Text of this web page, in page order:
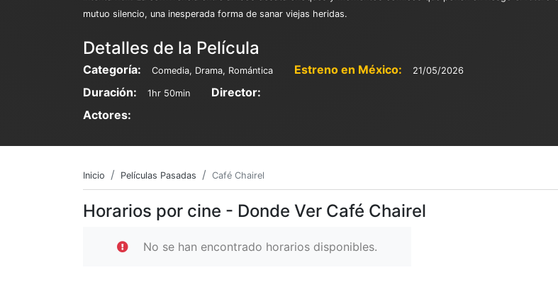
mutuo silencio, una inesperada forma de sanar viejas heridas.
Detalles de la Película
Categoría: Comedia, Drama, Romántica Estreno en México: 21/05/2026
Duración: 1hr 50min
Director:
Actores:
Inicio Películas Pasadas Café Chairel
Horarios por cine - Donde Ver Café Chairel
No se han encontrado horarios disponibles.